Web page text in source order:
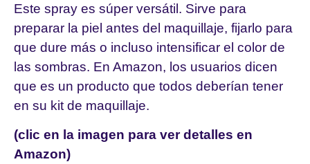
Este spray es súper versátil. Sirve para
preparar la piel antes del maquillaje, fijarlo para
que dure más o incluso intensificar el color de
las sombras. En Amazon, los usuarios dicen
que es un producto que todos deberían tener
en su kit de maquillaje.
(clic en la imagen para ver detalles en
Amazon)